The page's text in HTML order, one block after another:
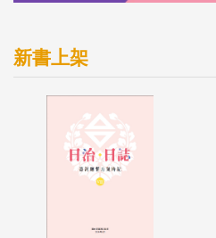
新書上架